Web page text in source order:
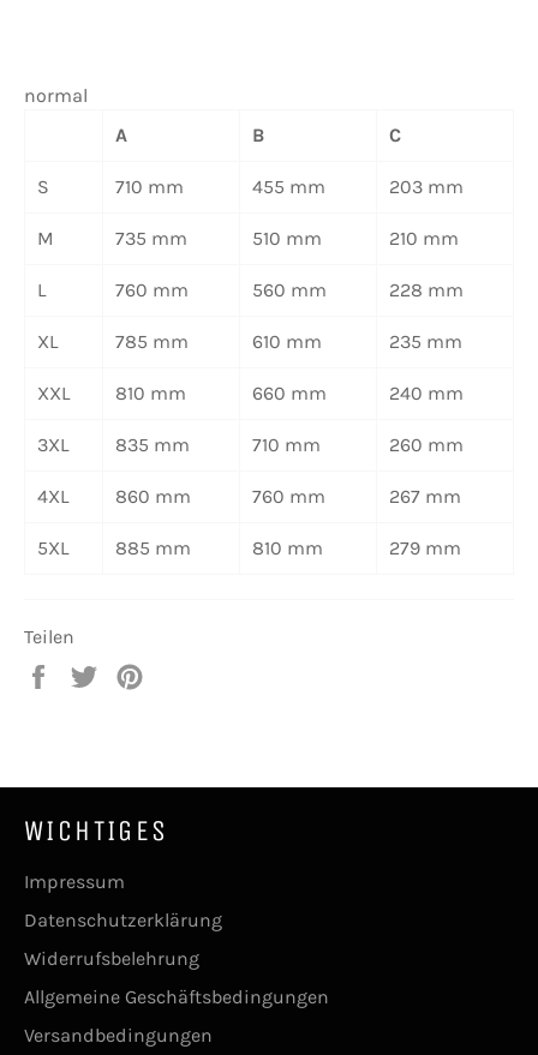
normal
A
B C
S 710 mm 455 mm 203 mm
M 735 mm 510 mm 210 mm
L 760 mm 560 mm 228 mm
XL 785 mm 610 mm 235 mm
XXL 810 mm 660 mm 240 mm
3XL 835 mm 710 mm 260 mm
4XL 860 mm 760 mm 267 mm
5XL 885 mm 810 mm 279 mm
Teilen
Auf
Auf
WICHTIGES
Impressum
Datenschutzerklärung
Widerrufsbelehrung
Allgemeine Geschäftsbedingungen
Versandbedingungen